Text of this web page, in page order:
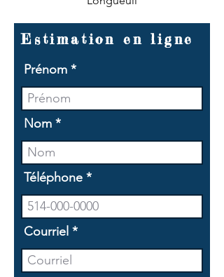
Estimation en ligne
Prénom
Nom
Téléphone
Courriel